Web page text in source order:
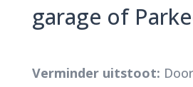
garage of
Verminder uitstoot: